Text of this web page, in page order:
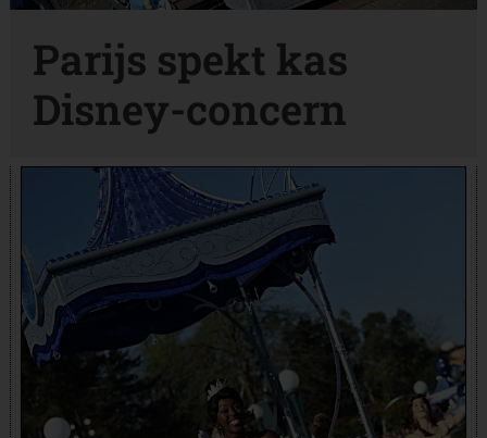
Parijs spekt kas
Disney-concern